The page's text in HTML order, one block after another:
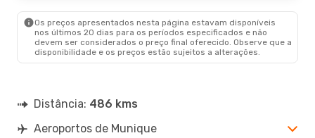
Os preços apresentados nesta página estavam disponíveis
nos últimos 20 dias para os períodos especificados e não
devem ser considerados o preço final oferecido. Observe que a
disponibilidade e os preços estão sujeitos a alterações.
Distância: 486 kms
Aeroportos de Munique